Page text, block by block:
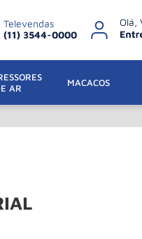
Televendas
(11) 3544-0000
AR
MACACOS